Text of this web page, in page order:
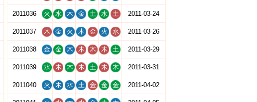
2011036 火 水 木 金 土 水 土 2011-03-24
2011037 木 金 火 木 金 火 水 2011-03-26
2011038 金 金 木 木 木 木 土 2011-03-29
2011039 水 木 木 木 土 木 木 2011-03-31
2011040 火 木 水 土 金 金 金 2011-04-02